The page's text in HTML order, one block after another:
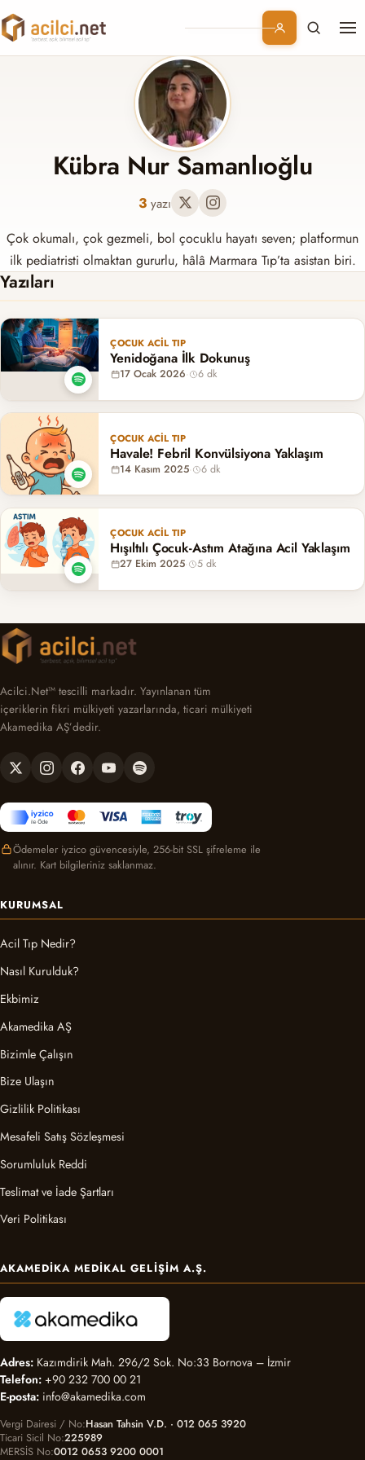
Branşlar
Konular
Kurumsal
Abonelik
Kübra Nur Samanlıoğlu
3 yazı
Çok okumalı, çok gezmeli, bol çocuklu hayatı seven; platformun
ilk pediatristi olmaktan gururlu, hâlâ Marmara Tıp’ta asistan biri.
Yazıları
ÇOCUK ACIL TIP
Yenidoğana İlk Dokunuş
17 Ocak 2026· 6 dk
ÇOCUK ACIL TIP
Havale! Febril Konvülsiyona Yaklaşım
14 Kasım 2025· 6 dk
ÇOCUK ACIL TIP
Hışıltılı Çocuk-Astım Atağına Acil Yaklaşım
27 Ekim 2025· 5 dk
Acilci.Net™ tescilli markadır. Yayınlanan tüm
içeriklerin fikri mülkiyeti yazarlarında, ticari mülkiyeti
Akamedika AŞ’dedir.
Ödemeler iyzico güvencesiyle, 256-bit SSL şifreleme ile
alınır. Kart bilgileriniz saklanmaz.
KURUMSAL
Acil Tıp Nedir?
Nasıl Kurulduk?
Ekbimiz
Akamedika AŞ
Bizimle Çalışın
Bize Ulaşın
Gizlilik Politikası
Mesafeli Satış Sözleşmesi
Sorumluluk Reddi
Teslimat ve İade Şartları
Veri Politikası
AKAMEDIKA MEDIKAL GELIŞIM A.Ş.
Adres: Kazımdirik Mah. 296/2 Sok. No:33 Bornova – İzmir
Telefon: +90 232 700 00 21
E-posta: info@akamedika.com
Vergi Dairesi / No Hasan Tahsin V.D. · 012 065 3920
Ticari Sicil No 225989
MERSİS No 0012 0653 9200 0001